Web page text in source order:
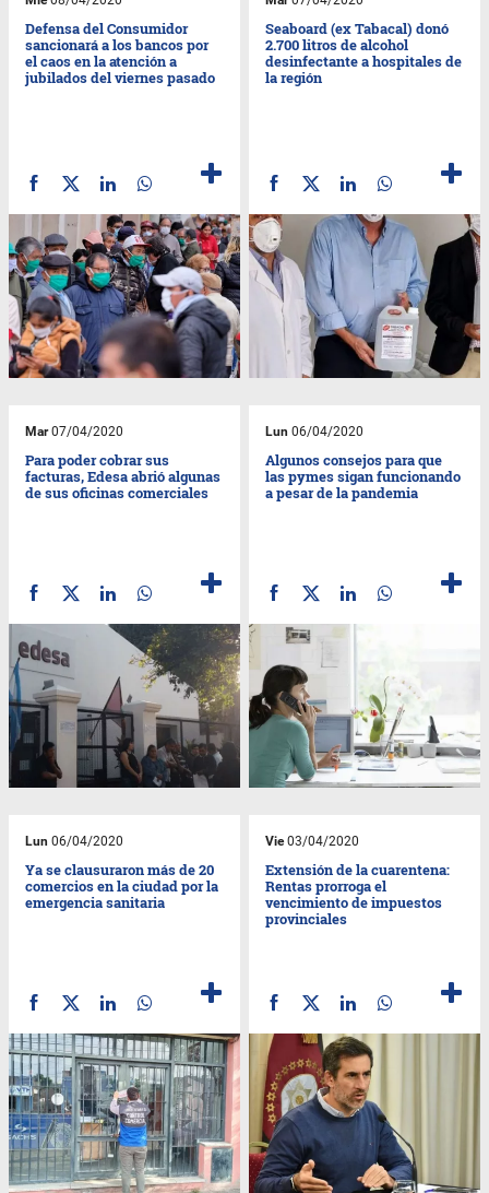
Defensa del Consumidor
sancionará a los bancos por
el caos en la atención a
jubilados del viernes pasado
Seaboard (ex Tabacal) donó
2.700 litros de alcohol
desinfectante a hospitales de
la región
Mar07/04/2020
Para poder cobrar sus
facturas, Edesa abrió algunas
de sus oficinas comerciales
Lun 06/04/2020
Algunos consejos para que
las pymes sigan funcionando
a pesar de la pandemia
Lun 06/04/2020
Ya se clausuraron más de 20
comercios en la ciudad por la
emergencia sanitaria
Vie03/04/2020
Extensión de la cuarentena:
Rentas prorroga el
vencimiento de impuestos
provinciales